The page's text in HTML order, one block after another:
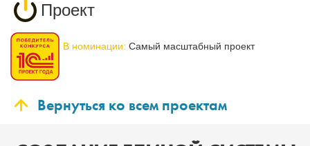
Проект
В номинации: Самый масштабный проект
Вернуться ко всем проектам